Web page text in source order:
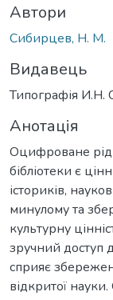
Автори
Сибирцев, Н. М.
Видавець
Типографія И.Н.
Анотація
Оцифроване
бібліотеки є
істориків,
минулому та
культурну
зручний доступ
сприяє
відкритої